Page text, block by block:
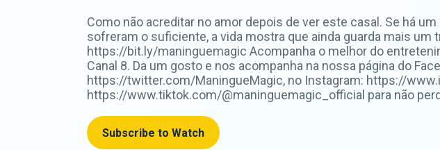
Como não acreditar no amor depois de ver este casal. Se há
sofreram o suficiente, a vida mostra que ainda guarda mais
https://bit.ly/maninguemagic Acompanha o melhor do
Canal 8. Da um gosto e nos acompanha na nossa página do
https://twitter.com/ManingueMagic, no Instagram: https://
https://www.tiktok.com/@maninguemagic_official para não
Subscribe to Watch